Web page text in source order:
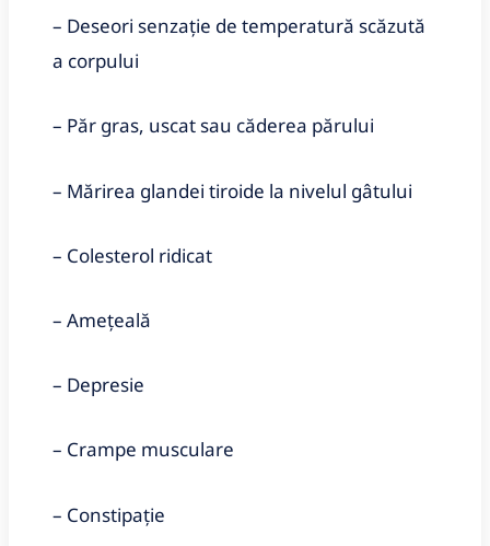
– Deseori senzație de temperatură scăzută
a corpului
– Păr gras, uscat sau căderea părului
– Mărirea glandei tiroide la nivelul gâtului
– Colesterol ridicat
– Ameţeală
– Depresie
– Crampe musculare
– Constipație